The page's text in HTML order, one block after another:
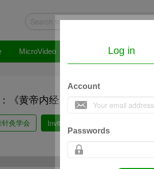
MicroVideo Video
Log in
Account
Passwords
《黄帝内经》五体理论概述
针灸学会 Invite